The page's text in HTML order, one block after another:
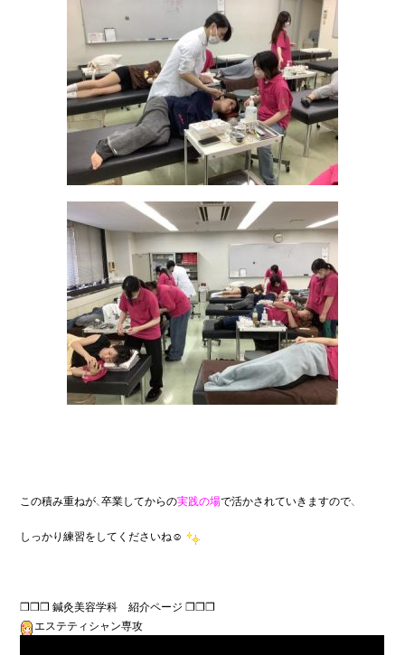
この積み重ねが、卒業してからの実践の場で活かされていきますので、
しっかり練習をしてくださいね☺
エステティシャン専攻